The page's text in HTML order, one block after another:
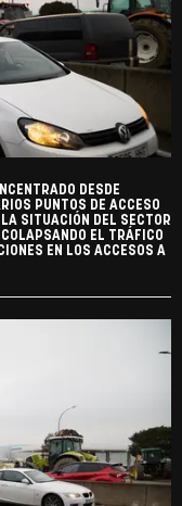
DESDE
PUNTOS DE ACCESO
SITUACIÓN DEL SECTOR
EL TRÁFICO
EN LOS ACCESOS A